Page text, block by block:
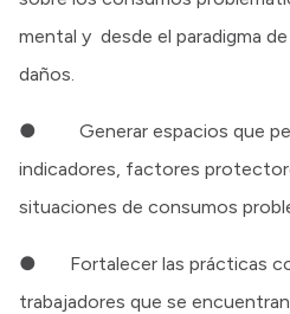
mental y desde el paradigma
daños.
● Generar espacios que
indicadores, factores
situaciones de consumos
● Fortalecer las prácticas
trabajadores que se